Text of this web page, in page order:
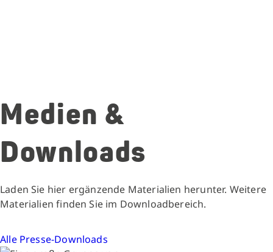
Medien &
Downloads
Laden Sie hier ergänzende Materialien herunter. Weitere
Materialien finden Sie im Downloadbereich.
Alle Presse-Downloads